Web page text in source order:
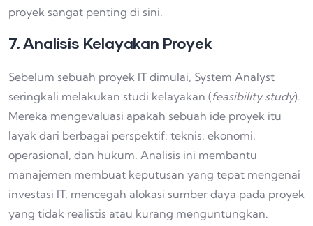
proyek sangat penting di sini.
7. Analisis Kelayakan Proyek
Sebelum sebuah proyek IT dimulai, System Analyst
seringkali melakukan studi kelayakan (feasibility study).
Mereka mengevaluasi apakah sebuah ide proyek itu
layak dari berbagai perspektif: teknis, ekonomi,
operasional, dan hukum. Analisis ini membantu
manajemen membuat keputusan yang tepat mengenai
investasi IT, mencegah alokasi sumber daya pada proyek
yang tidak realistis atau kurang menguntungkan.